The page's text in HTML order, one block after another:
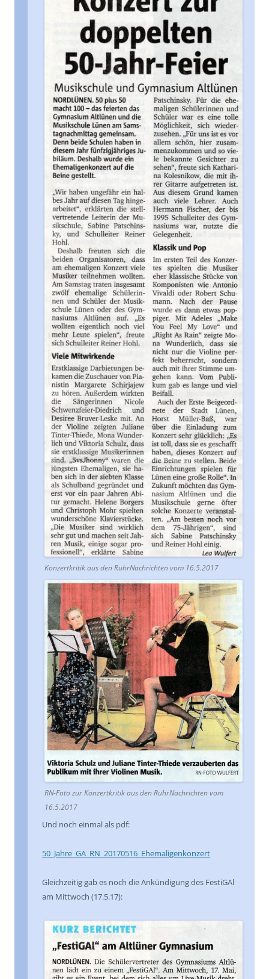
Konzertkritik aus den RuhrNachrichten vom 16.5.2017
RN-Foto zur Konzertkritik aus den RuhrNachrichten vom
16.5.2017
Und noch einmal als pdf:
50_Jahre_GA_RN_20170516_Ehemaligenkonzert
Gleichzeitig gab es noch die Ankündigung des FestiGAl
am Mittwoch (17.5.17):